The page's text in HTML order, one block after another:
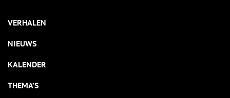
VERHALEN
NIEUWS
KALENDER
THEMA’S